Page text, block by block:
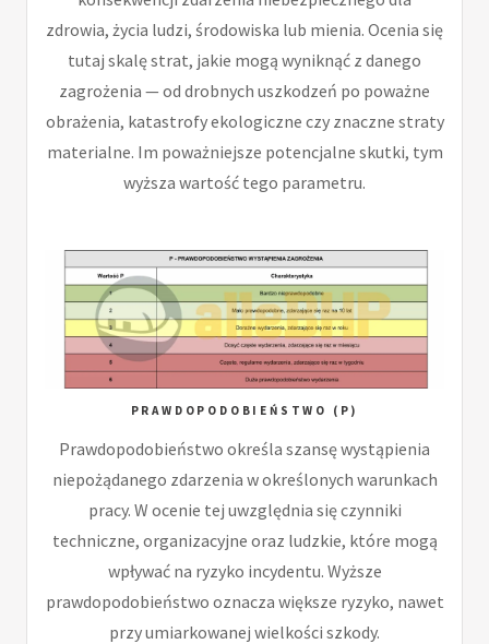
zdrowia, życia ludzi, środowiska lub mienia. Ocenia się
tutaj skalę strat, jakie mogą wyniknąć z danego
zagrożenia — od drobnych uszkodzeń po poważne
obrażenia, katastrofy ekologiczne czy znaczne straty
materialne. Im poważniejsze potencjalne skutki, tym
wyższa wartość tego parametru.
PRAWDOPODOBIEŃSTWO (P)
Prawdopodobieństwo określa szansę wystąpienia
niepożądanego zdarzenia w określonych warunkach
pracy. W ocenie tej uwzględnia się czynniki
techniczne, organizacyjne oraz ludzkie, które mogą
wpływać na ryzyko incydentu. Wyższe
prawdopodobieństwo oznacza większe ryzyko, nawet
przy umiarkowanej wielkości szkody.